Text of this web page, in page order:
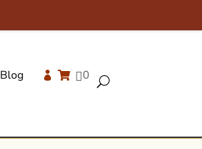
Blog   0 U
produits